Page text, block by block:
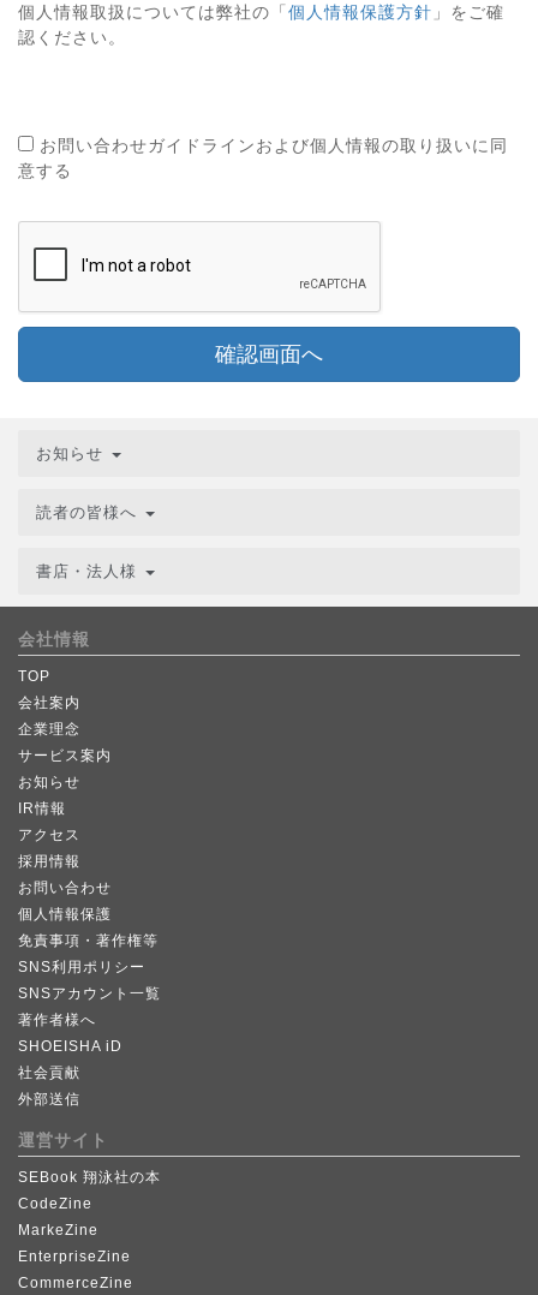
個人情報取扱については弊社の「 個人情報保護方針 」をご確
認ください。
お問い合わせガイドラインおよび個人情報の取り扱いに同
意する
確認画面へ
お知らせ
読者の皆様へ
書店・法人様
会社情報
TOP
会社案内
企業理念
サービス案内
お知らせ
IR情報
アクセス
採用情報
お問い合わせ
個人情報保護
免責事項・著作権等
SNS利用ポリシー
SNSアカウント一覧
著作者様へ
SHOEISHA iD
社会貢献
外部送信
運営サイト
SEBook 翔泳社の本
CodeZine
MarkeZine
EnterpriseZine
CommerceZine